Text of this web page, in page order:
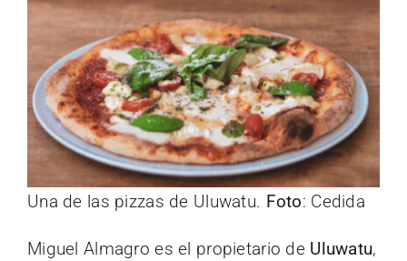
Una de las pizzas de Uluwatu. Foto: Cedida
Miguel Almagro es el propietario de Uluwatu,